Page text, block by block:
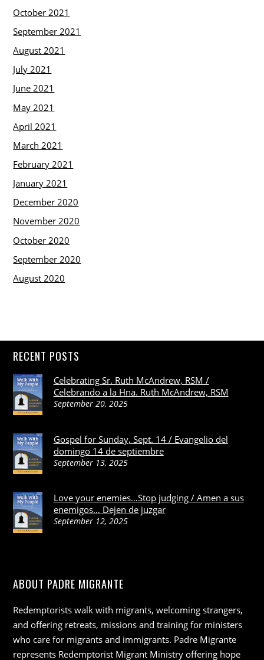
October 2021
September 2021
August 2021
July 2021
June 2021
May 2021
April 2021
March 2021
February 2021
January 2021
December 2020
November 2020
October 2020
September 2020
August 2020
RECENT POSTS
Celebrating Sr. Ruth McAndrew, RSM /
Celebrando a la Hna. Ruth McAndrew, RSM
September 20, 2025
Gospel for Sunday, Sept. 14 / Evangelio del
domingo 14 de septiembre
September 13, 2025
Love your enemies…Stop judging / Amen a sus
enemigos… Dejen de juzgar
September 12, 2025
ABOUT PADRE MIGRANTE
Redemptorists walk with migrants, welcoming strangers,
and offering retreats, missions and training for ministers
who care for migrants and immigrants. Padre Migrante
represents Redemptorist Migrant Ministry offering hope